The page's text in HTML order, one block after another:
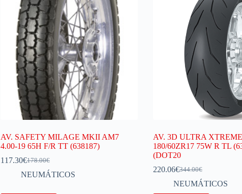
AV. SAFETY MILAGE MKII AM7
4.00-19 65H F/R TT (638187)
178.00€
117.30€
NEUMÁTICOS
AV. 3D ULTRA
180/60ZR17 75W R TL
(DOT20
344.00€
220.06€
NEUMÁTICOS